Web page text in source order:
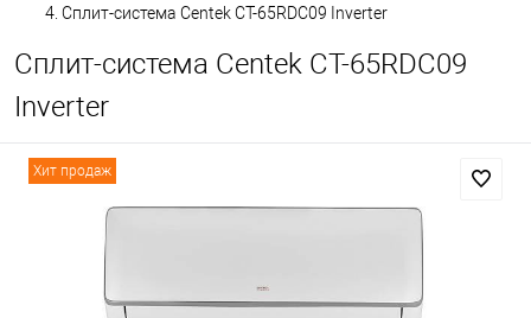
Сплит-система Centek CT-65RDC09 Inverter
Сплит-система Centek CT-65RDC09
Inverter
Хит продаж